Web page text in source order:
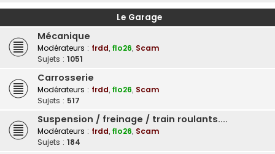
Le Garage
Mécanique
Modérateurs : frdd, flo26, Scam
Sujets : 1051
Carrosserie
Modérateurs : frdd, flo26, Scam
Sujets : 517
Suspension / freinage / train roulants....
Modérateurs : frdd, flo26, Scam
Sujets : 184